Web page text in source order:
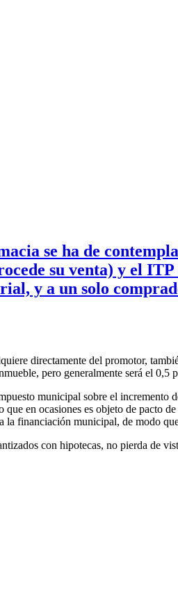
se ha de
su venta) y el
y a un solo
directamente del promotor,
pero generalmente será el 0,5
municipal sobre el
en ocasiones es objeto de pacto
financiación municipal, de modo
con hipotecas, no pierda de